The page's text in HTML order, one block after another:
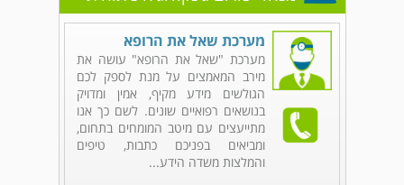
מערכת שאל את הרופא
מערכת "שאל את הרופא" עושה את
מירב המאמצים על מנת לספק לכם
הגולשים מידע מקיף, אמין ומדויק
בנושאים רפואיים שונים. לשם כך אנו
מתייעצים עם מיטב המומחים בתחום,
ומביאים בפניכם כתבות, טיפים
והמלצות משדה הידע...